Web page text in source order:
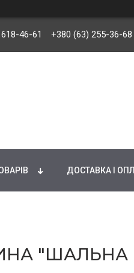
46-61 +380 (63) 255-36-68
ДОСТАВКА І
"ШАЛЬНА